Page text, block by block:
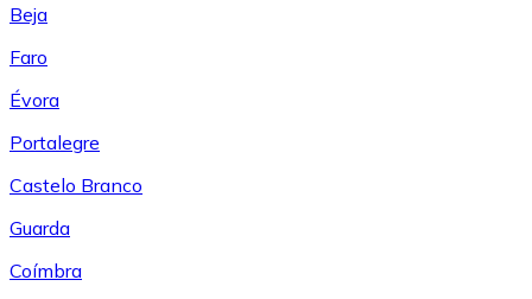
Beja
Faro
Évora
Portalegre
Castelo Branco
Guarda
Coímbra